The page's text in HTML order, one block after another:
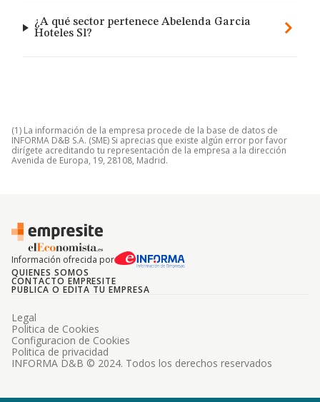
¿A qué sector pertenece Abelenda Garcia
Hoteles Sl?
(1) La información de la empresa procede de la base de datos de
INFORMA D&B S.A. (SME) Si aprecias que existe algún error por favor
dirígete acreditando tu representación de la empresa a la dirección
Avenida de Europa, 19, 28108, Madrid.
Información ofrecida por
QUIENES SOMOS
CONTACTO EMPRESITE
PUBLICA O EDITA TU EMPRESA
INFORMA D&B © 2024. Todos los derechos reservados
Legal
Politica de Cookies
Configuracion de Cookies
Politica de privacidad